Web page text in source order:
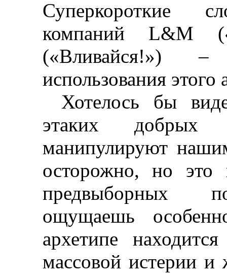
Суперкороткие
компаний L&M
(«Вливайся!»)–
использования этого
Хотелось бы
этаких добрых
манипулируют
осторожно, но это
предвыборных
ощущаешь
архетипе
массовой истерии